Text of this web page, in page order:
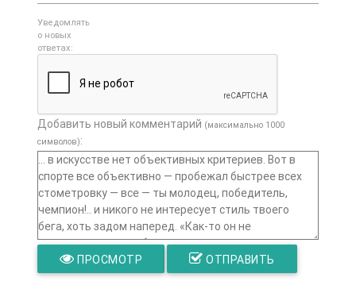
Уведомлять
о новых
ответах:
Добавить новый комментарий (максимально 1000
символов):
ПРОСМОТР ОТПРАВИТЬ